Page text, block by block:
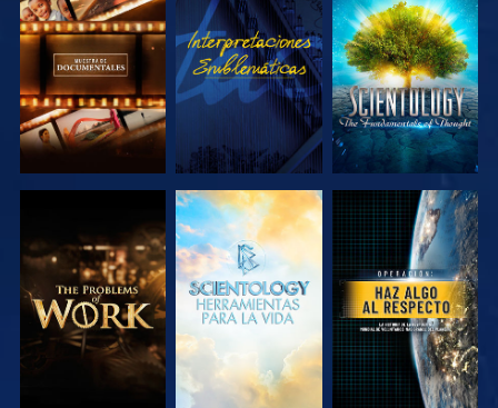
EXPLORA LAS
SERIES
VE
EXPLORA LAS
SERIES
EXPLORA LAS
SERIES
EXPLORA LAS
SERIES
VE